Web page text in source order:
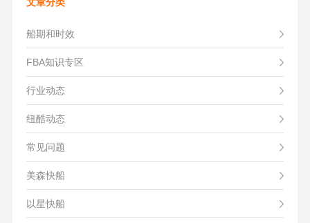
文章分类
船期和时效
FBA知识专区
行业动态
纽酷动态
常见问题
美森快船
以星快船